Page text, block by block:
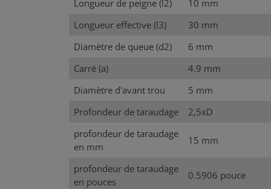
Longueur de peigne (l2)
10 mm
Longueur effective (l3)
30 mm
Diamètre de queue (d2)
6 mm
Carré (a)
4.9 mm
Diamètre d'avant trou
5 mm
Profondeur de taraudage
2,5xD
profondeur de taraudage
en mm
15 mm
profondeur de taraudage
en pouces
0.5906 pouce